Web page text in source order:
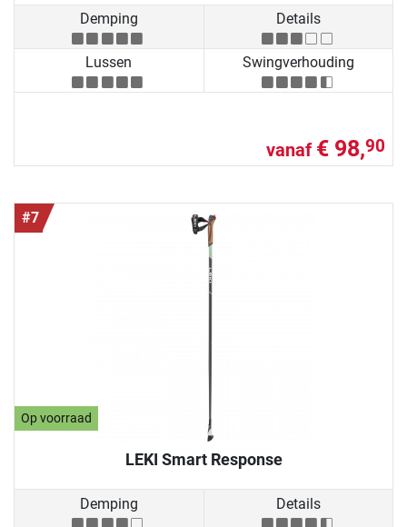
Demping Details
Lussen Swingverhouding
vanaf € 98,90
#7
Op voorraad
LEKI Smart Response
Demping Details